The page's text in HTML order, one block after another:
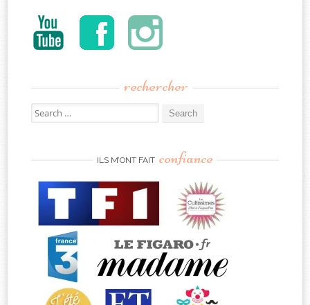
rechercher
Search
for:
ILS M’ONT FAIT confiance